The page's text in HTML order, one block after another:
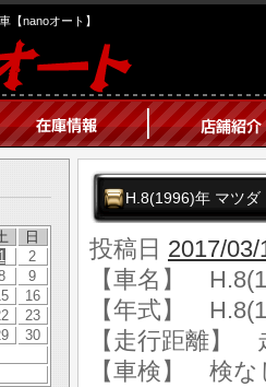
【nanoオート】
日
1
2
9
16
23
30
H.8(1996)年 マツダ
投稿日 2017/03/
【車名】
【年式】
【走行距離】
【車検】 検な